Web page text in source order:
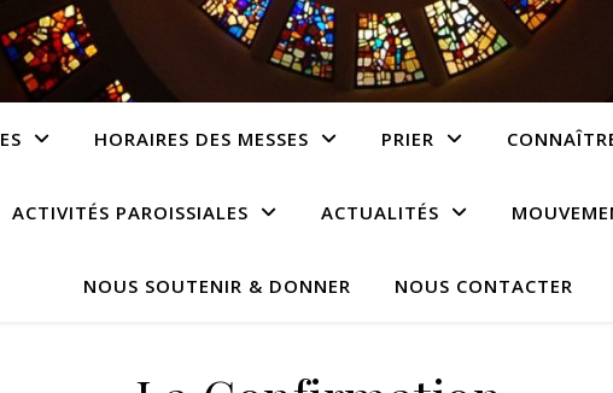
HORAIRES DES MESSES PRIER
ACTIVITÉS PAROISSIALES ACTUALITÉS
NOUS SOUTENIR & DONNER NOUS CONTACTER